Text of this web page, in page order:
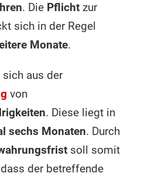
. Die Pflicht zur
sich in der Regel
Monate.
aus der
von
. Diese liegt in
sechs Monaten. Durch
soll somit
der betreffende